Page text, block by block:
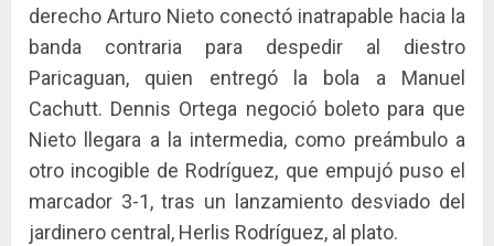
derecho Arturo Nieto conectó inatrapable hacia la
banda contraria para despedir al diestro
Paricaguan, quien entregó la bola a Manuel
Cachutt. Dennis Ortega negoció boleto para que
Nieto llegara a la intermedia, como preámbulo a
otro incogible de Rodríguez, que empujó puso el
marcador 3-1, tras un lanzamiento desviado del
jardinero central, Herlis Rodríguez, al plato.